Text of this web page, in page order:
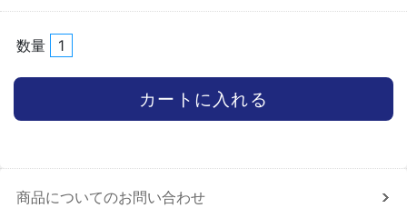
数量
商品についてのお問い合わせ